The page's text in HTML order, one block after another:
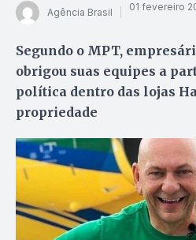
Agência Brasil 01 fevereiro
Segundo o MPT,
obrigou suas equipes a
política dentro das lojas
propriedade